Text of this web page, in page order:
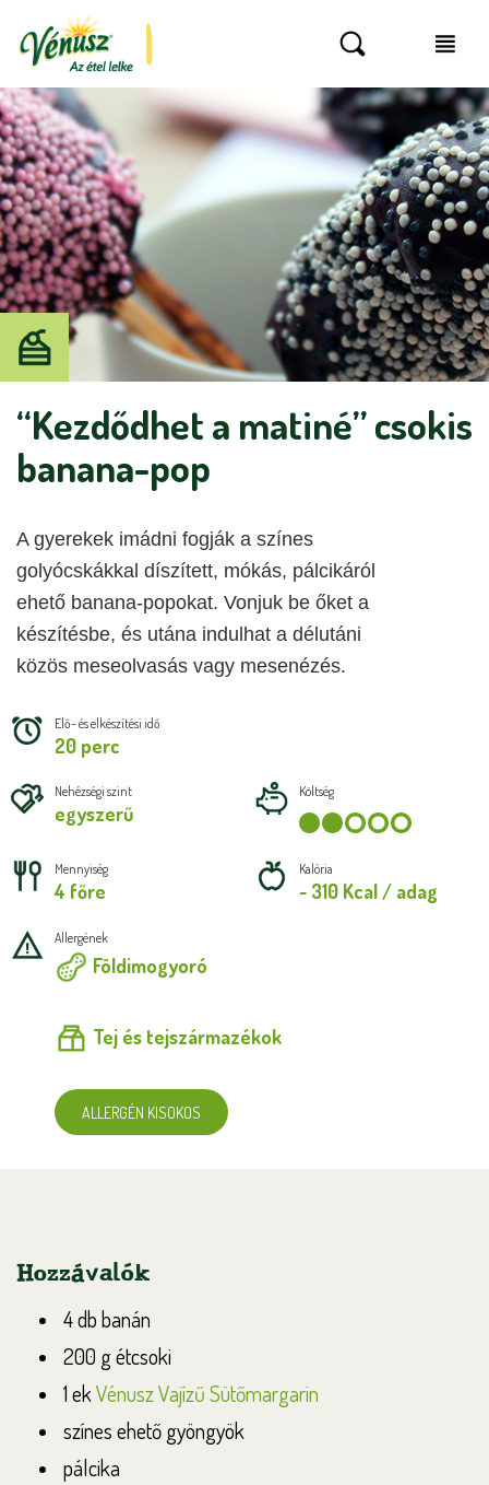
“Kezdődhet a matiné” csokis
banana-pop
A gyerekek imádni fogják a színes
golyócskákkal díszített, mókás, pálcikáról
ehető banana-popokat. Vonjuk be őket a
készítésbe, és utána indulhat a délutáni
közös meseolvasás vagy mesenézés.
Elő- és elkészítési idő
20 perc
Nehézségi szint
egyszerű
Költség
Mennyiség
4 főre
Kalória
~ 310 Kcal / adag
Allergének
Földimogyoró
Tej és tejszármazékok
ALLERGÉN KISOKOS
Hozzávalók
4 db banán
200 g étcsoki
1 ekVénusz Vajízű Sütőmargarin
színes ehető gyöngyök
pálcika